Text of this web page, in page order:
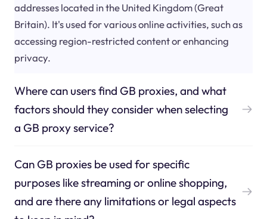
addresses located in the United Kingdom (Great
Britain). It's used for various online activities, such as
accessing region-restricted content or enhancing
privacy.
Where can users find GB proxies, and what
factors should they consider when selecting
a GB proxy service?
Can GB proxies be used for specific
purposes like streaming or online shopping,
and are there any limitations or legal aspects